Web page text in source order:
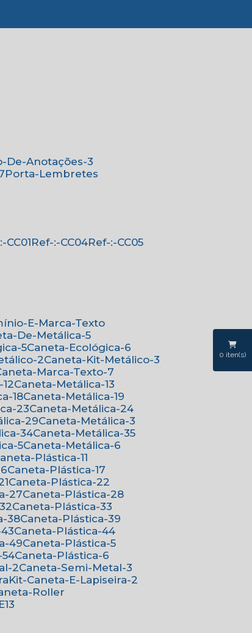
De-Anotações-3
Porta-Lembretes
:-CC01 Ref-:-CC04
Ref-:-CC05
E-Marca-Texto
De-Metálica-5
5
Caneta-Ecológica-6
2
Caneta-Kit-Metálico-3
Caneta-Marca-Texto-7
Caneta-Metálica-13
18
Caneta-Metálica-19
23
Caneta-Metálica-24
29
Caneta-Metálica-3
34
Caneta-Metálica-35
5
Caneta-Metálica-6
Caneta-Plástica-11
Caneta-Plástica-17
Caneta-Plástica-22
27
Caneta-Plástica-28
Caneta-Plástica-33
38
Caneta-Plástica-39
Caneta-Plástica-44
49
Caneta-Plástica-5
54
Caneta-Plástica-6
2
Caneta-Semi-Metal-3
Kit-Caneta-E-Lapiseira-2
Roller
0 iten(s)